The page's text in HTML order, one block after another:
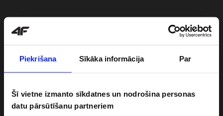
Piekrišana Sīkāka informācija Par
Šī vietne izmanto sīkdatnes un nodrošina personas
datu pārsūtīšanu partneriem